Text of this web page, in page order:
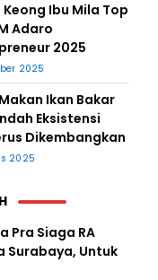
Ibu Mila Top
Adaro
2025
2025
Ikan Bakar
Eksistensi
Dikembangkan
2025
Pra Siaga RA
Surabaya, Untuk